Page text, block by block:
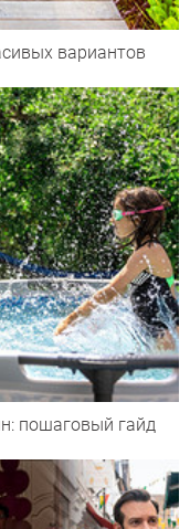
вариантов
пошаговый гайд